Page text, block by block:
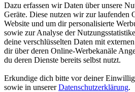
Dazu erfassen wir Daten über unsere
Geräte. Diese nutzen wir zur laufenden
Website und um dir personalisierte
sowie zur Analyse der
deine verschlüsselten Daten mit
dir über deren Online-Werbekanäle
du deren Dienste bereits selbst nutzt.
Erkundige dich bitte vor deiner
sowie in unsererDatenschutzerklärung.